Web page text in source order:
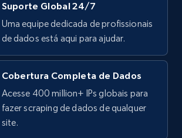
Twitter) - Posts
Name, Description, Date
URL, Quoted post, and more.
Suporte Global 24/7
Uma equipe dedicada de profissionais
de dados está aqui para ajudar.
Cobertura Completa de Dados
Acesse 400 million+ IPs globais para
fazer scraping de dados de qualquer
site.